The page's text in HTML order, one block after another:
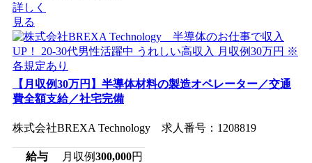
詳しく
見る
【月収例30万円】半導体材料の製造オペレーター／交通
費全額支給／社宅完備
株式会社BREXA Technology 求人番号：1208819
給与 月収例300,000円